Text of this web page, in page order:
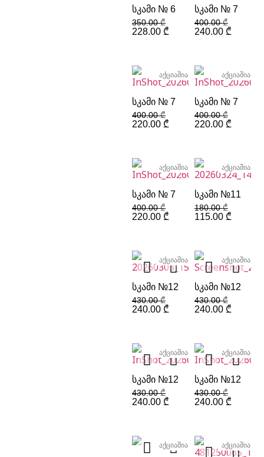
ᲡᲙᲐᲛᲘ № 6
350.00₾
228.00 ₾
ᲡᲙᲐᲛᲘ № 7
400.00₾
240.00 ₾
აქციაშია
ᲡᲙᲐᲛᲘ № 7
400.00₾
220.00 ₾
აქციაშია
ᲡᲙᲐᲛᲘ № 7
400.00₾
220.00 ₾
აქციაშია
ᲡᲙᲐᲛᲘ № 7
400.00₾
220.00 ₾
აქციაშია
ᲡᲙᲐᲛᲘ №11
180.00₾
115.00 ₾
აქციაშია
ᲡᲙᲐᲛᲘ №12
430.00₾
240.00 ₾
აქციაშია
ᲡᲙᲐᲛᲘ №12
430.00₾
240.00 ₾
აქციაშია
ᲡᲙᲐᲛᲘ №12
430.00₾
240.00 ₾
აქციაშია
ᲡᲙᲐᲛᲘ №12
430.00₾
240.00 ₾
აქციაშია აქციაშია